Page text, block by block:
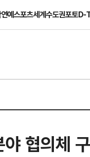
연예스포츠세계수도권포토D-
협의체